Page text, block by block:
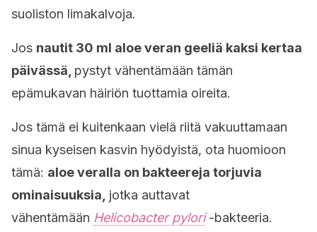
suoliston limakalvoja.
Jos nautit 30 ml aloe veran geeliä kaksi kertaa
päivässä, pystyt vähentämään tämän
epämukavan häiriön tuottamia oireita.
Jos tämä ei kuitenkaan vielä riitä vakuuttamaan
sinua kyseisen kasvin hyödyistä, ota huomioon
tämä: aloe veralla on bakteereja torjuvia
ominaisuuksia, jotka auttavat
vähentämään Helicobacter pylori-bakteeria.